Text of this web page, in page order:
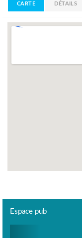
CARTE DÉTAILS
Espace pub